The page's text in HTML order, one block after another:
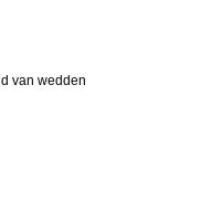
van wedden